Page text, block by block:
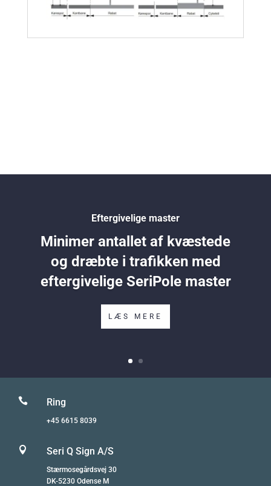
Eftergivelige master
Minimer antallet af kvæstede
og dræbte i trafikken med
eftergivelige SeriPole master
LÆS MERE
 Ring
+45 6615 8039
 Seri Q Sign A/S
Stærmosegårdsvej 30
DK-5230 Odense M